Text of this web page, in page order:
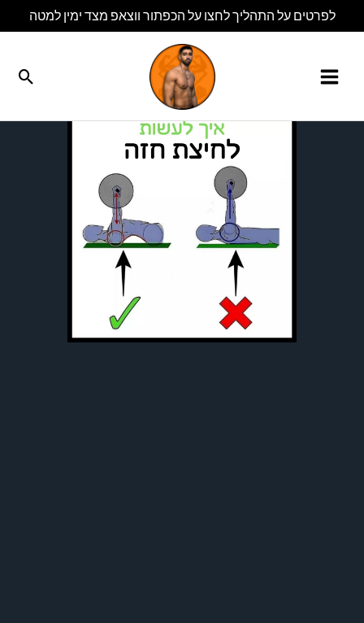
לתוכן
לפרטים על התהליך לחצו על הכפתור ווצאפ מצד ימין למטה